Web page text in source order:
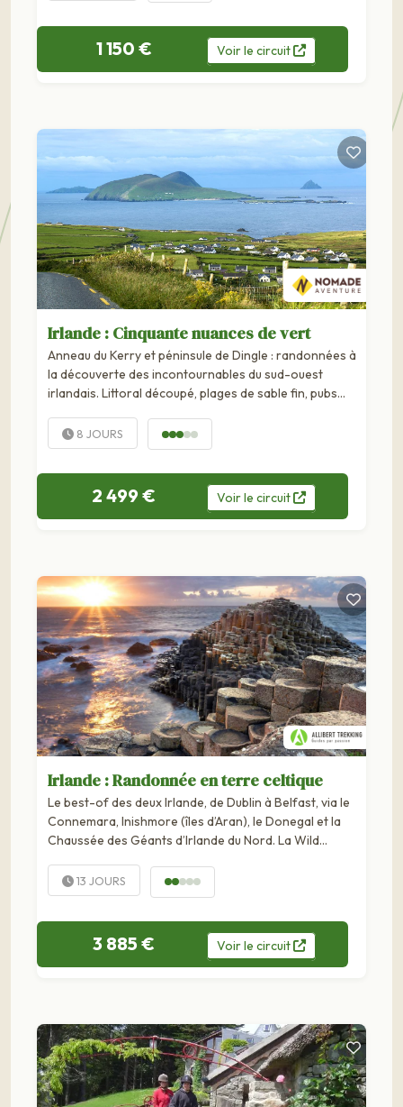
1 150 € Voirle circuit
Irlande : Cinquante nuances de vert
Anneau du Kerry et péninsule de Dingle : randonnées à
la découverte des incontournables du sud-ouest
irlandais. Littoral découpé, plages de sable fin, pubs
encore sommets nappés de brume... Le Sud-Ouest...
8 JOURS
2 499 € Voirle circuit
Irlande : Randonnée en terre celtique
Le best-of des deux Irlande, de Dublin à Belfast, via le
Connemara, Inishmore (îles d’Aran), le Donegal et la
Chaussée des Géants d’Irlande du Nord. La Wild
boucle celtique à travers les plus beaux comtés de
l'ouest et du nord de l'Irlande, du...
13 JOURS
3 885 € Voirle circuit